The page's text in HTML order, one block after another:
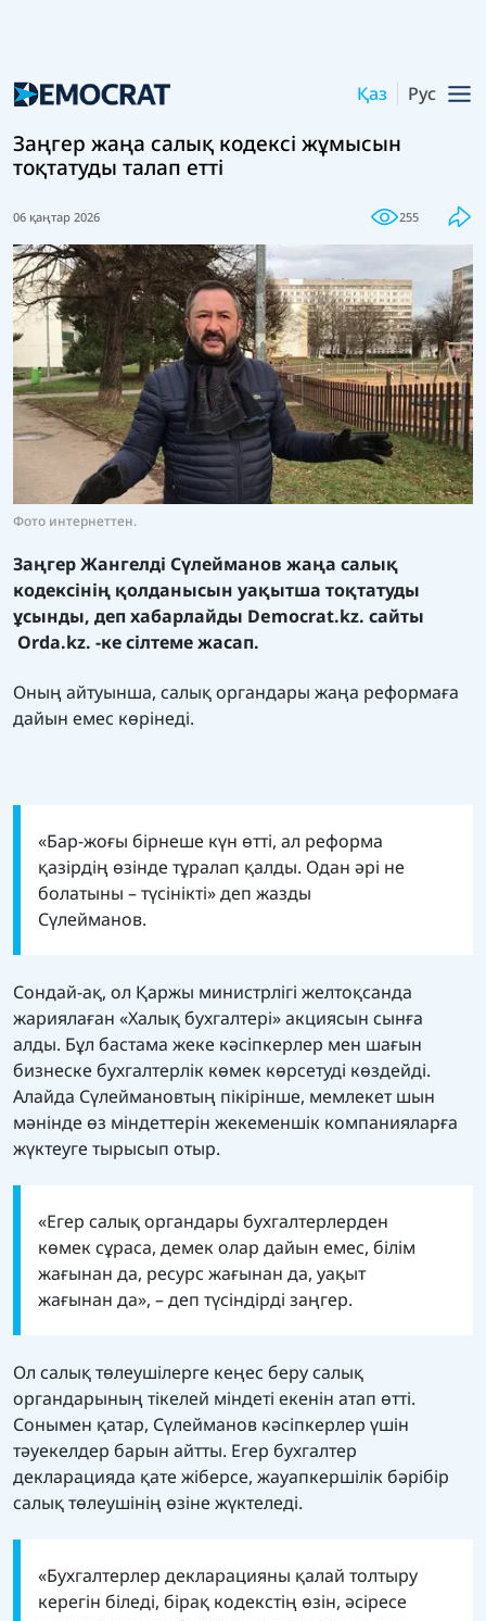
Қаз Рус
Заңгер жаңа салық кодексі жұмысын
тоқтатуды талап етті
06 қаңтар 2026 255
Фото интернеттен.
Заңгер Жангелді Сүлейманов жаңа салық
кодексінің қолданысын уақытша тоқтатуды
ұсынды, деп хабарлайды Democrat.kz. сайты
Orda.kz. -ке сілтеме жасап.
Оның айтуынша, салық органдары жаңа реформаға
дайын емес көрінеді.
«Бар-жоғы бірнеше күн өтті, ал реформа
қазірдің өзінде тұралап қалды. Одан әрі не
болатыны – түсінікті» деп жазды
Сүлейманов.
Сондай-ақ, ол Қаржы министрлігі желтоқсанда
жариялаған «Халық бухгалтері» акциясын сынға
алды. Бұл бастама жеке кәсіпкерлер мен шағын
бизнеске бухгалтерлік көмек көрсетуді көздейді.
Алайда Сүлеймановтың пікірінше, мемлекет шын
мәнінде өз міндеттерін жекеменшік компанияларға
жүктеуге тырысып отыр.
«Егер салық органдары бухгалтерлерден
көмек сұраса, демек олар дайын емес, білім
жағынан да, ресурс жағынан да, уақыт
жағынан да», – деп түсіндірді заңгер.
Ол салық төлеушілерге кеңес беру салық
органдарының тікелей міндеті екенін атап өтті.
Сонымен қатар, Сүлейманов кәсіпкерлер үшін
тәуекелдер барын айтты. Егер бухгалтер
декларацияда қате жіберсе, жауапкершілік бәрібір
салық төлеушінің өзіне жүктеледі.
«Бухгалтерлер декларацияны қалай толтыру
керегін біледі, бірақ кодекстің өзін, әсіресе